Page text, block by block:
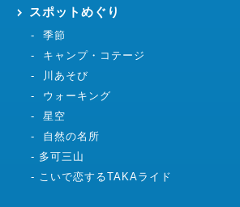
スポットめぐり
季節
キャンプ・コテージ
川あそび
ウォーキング
星空
自然の名所
多可三山
こいで恋するTAKAライド